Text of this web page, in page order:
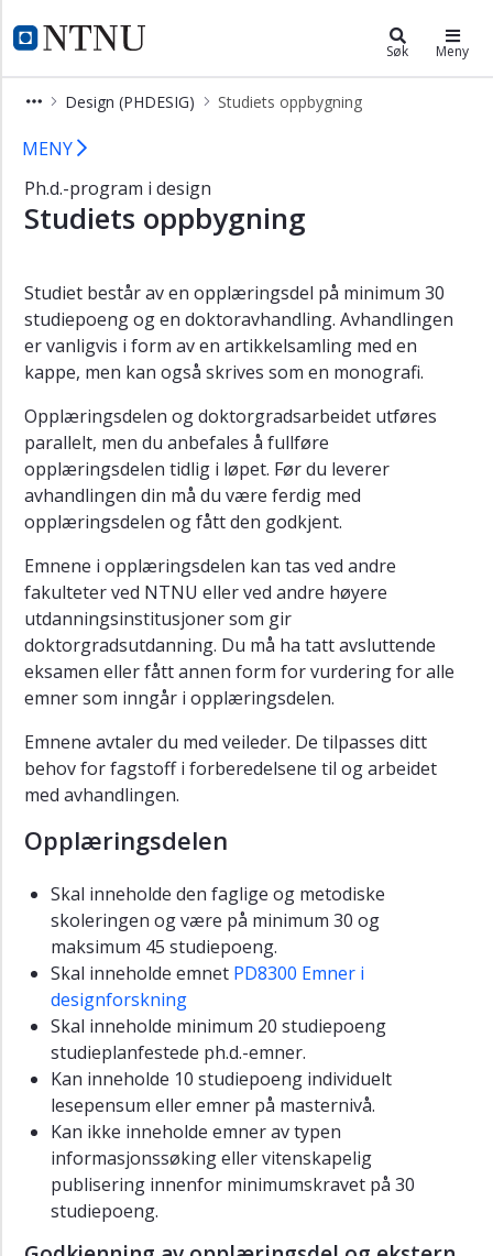
NTNU Hjemmeside
Design (PHDESIG) Søk Meny
Design (PHDESIG) Studiets oppbygning
Design – ph.d.-program
×
Ph.d.-
programmet
design
Om
programmet
Karriere
etter
phd
opptak
Kontakt
MENY
Ph.d.-program i design
Studiets oppbygning
Studiet består av en opplæringsdel på minimum 30
studiepoeng og en doktoravhandling. Avhandlingen
er vanligvis i form av en artikkelsamling med en
kappe, men kan også skrives som en monografi.
Opplæringsdelen og doktorgradsarbeidet utføres
parallelt, men du anbefales å fullføre
opplæringsdelen tidlig i løpet. Før du leverer
avhandlingen din må du være ferdig med
opplæringsdelen og fått den godkjent.
Emnene i opplæringsdelen kan tas ved andre
fakulteter ved NTNU eller ved andre høyere
utdanningsinstitusjoner som gir
doktorgradsutdanning. Du må ha tatt avsluttende
eksamen eller fått annen form for vurdering for alle
emner som inngår i opplæringsdelen.
Emnene avtaler du med veileder. De tilpasses ditt
behov for fagstoff i forberedelsene til og arbeidet
med avhandlingen.
Opplæringsdelen
Skal inneholde den faglige og metodiske
skoleringen og være på minimum 30 og
maksimum 45 studiepoeng.
Skal inneholde emnet PD8300 Emner i
designforskning
Skal inneholde minimum 20 studiepoeng
studieplanfestede ph.d.-emner.
Kan inneholde 10 studiepoeng individuelt
lesepensum eller emner på masternivå.
Kan ikke inneholde emner av typen
informasjonssøking eller vitenskapelig
publisering innenfor minimumskravet på 30
studiepoeng.